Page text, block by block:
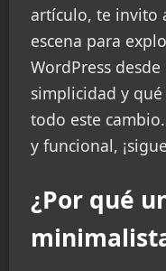
artículo, te invito
escena para
WordPress
simplicidad y
todo este
y funcional,
¿Por qué